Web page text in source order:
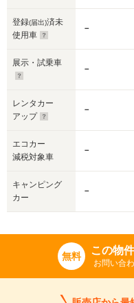
登録(届出)済未
使用車
－
展示・試乗車
－
レンタカー
アップ
－
エコカー
減税対象車
－
キャンピング
カー
－
無料 この物
お問い合